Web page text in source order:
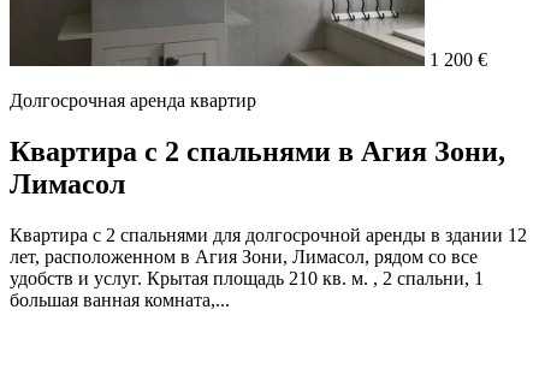
1 200 €
Долгосрочная аренда квартир
Квартира с 2 спальнями в Агия Зони,
Лимасол
Квартира с 2 спальнями для долгосрочной аренды в здании 12
лет, расположенном в Агия Зони, Лимасол, рядом со все
удобств и услуг. Крытая площадь 210 кв. м. , 2 спальни, 1
большая ванная комната,...